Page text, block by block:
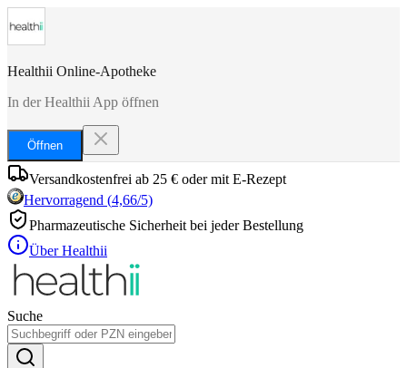
Healthii Online-Apotheke
In der Healthii App öffnen
Öffnen
Versandkostenfrei ab 25 € oder mit E-Rezept
Hervorragend (4,66/5)
Pharmazeutische Sicherheit bei jeder Bestellung
Über Healthii
Suche